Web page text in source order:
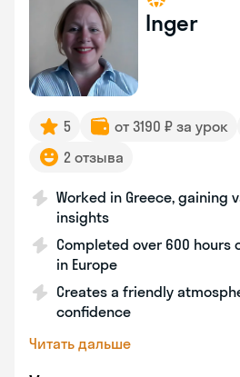
Inger
5 от 3190 ₽ за урок
2 отзыва
Worked in Greece, gaining
insights
Completed over 600
in Europe
Creates a friendly
confidence
Читать дальше